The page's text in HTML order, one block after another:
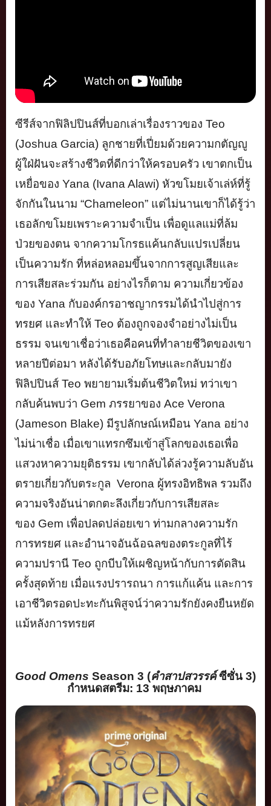
ซีรีส์จากฟิลิปปินส์ที่บอกเล่าเรื่องราวของ Teo
(Joshua Garcia) ลูกชายที่เปี่ยมด้วยความกตัญญู
ผู้ใฝ่ฝันจะสร้างชีวิตที่ดีกว่าให้ครอบครัว เขาตกเป็น
เหยื่อของ Yana (Ivana Alawi) หัวขโมยเจ้าเล่ห์ที่รู้
จักกันในนาม “Chameleon” แต่ไม่นานเขาก็ได้รู้ว่า
เธอลักขโมยเพราะความจำเป็น เพื่อดูแลแม่ที่ล้ม
ป่วยของตน จากความโกรธแค้นกลับแปรเปลี่ยน
เป็นความรัก ที่หล่อหลอมขึ้นจากการสูญเสียและ
การเสียสละร่วมกัน อย่างไรก็ตาม ความเกี่ยวข้อง
ของ Yana กับองค์กรอาชญากรรมได้นำไปสู่การ
ทรยศ และทำให้ Teo ต้องถูกจองจำอย่างไม่เป็น
ธรรม จนเขาเชื่อว่าเธอคือคนที่ทำลายชีวิตของเขา
หลายปีต่อมา หลังได้รับอภัยโทษและกลับมายัง
ฟิลิปปินส์ Teo พยายามเริ่มต้นชีวิตใหม่ ทว่าเขา
กลับค้นพบว่า Gem ภรรยาของ Ace Verona
(Jameson Blake) มีรูปลักษณ์เหมือน Yana อย่าง
ไม่น่าเชื่อ เมื่อเขาแทรกซึมเข้าสู่โลกของเธอเพื่อ
แสวงหาความยุติธรรม เขากลับได้ล่วงรู้ความลับอัน
ตรายเกี่ยวกับตระกูล Verona ผู้ทรงอิทธิพล รวมถึง
ความจริงอันน่าตกตะลึงเกี่ยวกับการเสียสละ
ของ Gem เพื่อปลดปล่อยเขา ท่ามกลางความรัก
การทรยศ และอำนาจอันฉ้อฉลของตระกูลที่ไร้
ความปรานี Teo ถูกบีบให้เผชิญหน้ากับการตัดสิน
ครั้งสุดท้าย เมื่อแรงปรารถนา การแก้แค้น และการ
เอาชีวิตรอดปะทะกันพิสูจน์ว่าความรักยังคงยืนหยัด
แม้หลังการทรยศ
Good Omens Season 3 (คำสาปสวรรค์ซีซั่น 3)
กำหนดสตรีม: 13 พฤษภาคม